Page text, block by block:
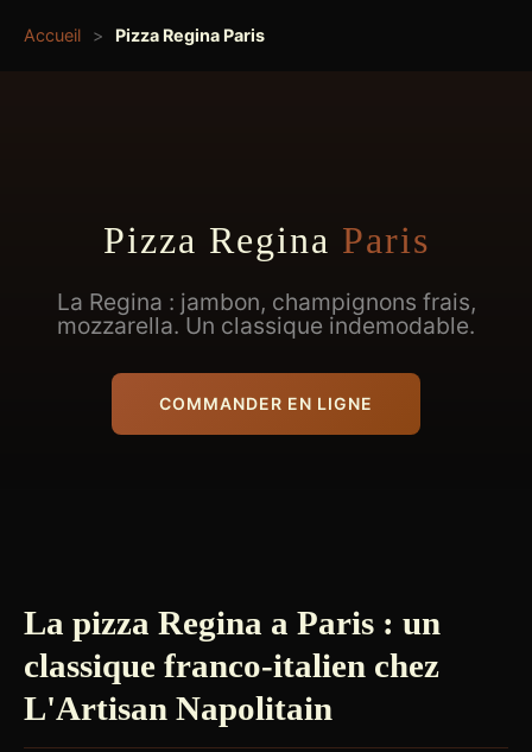
Accueil > Pizza Regina Paris
Pizza Regina Paris
La Regina : jambon, champignons frais,
mozzarella. Un classique indemodable.
COMMANDER EN LIGNE
La pizza Regina a Paris : un
classique franco-italien chez
L'Artisan Napolitain